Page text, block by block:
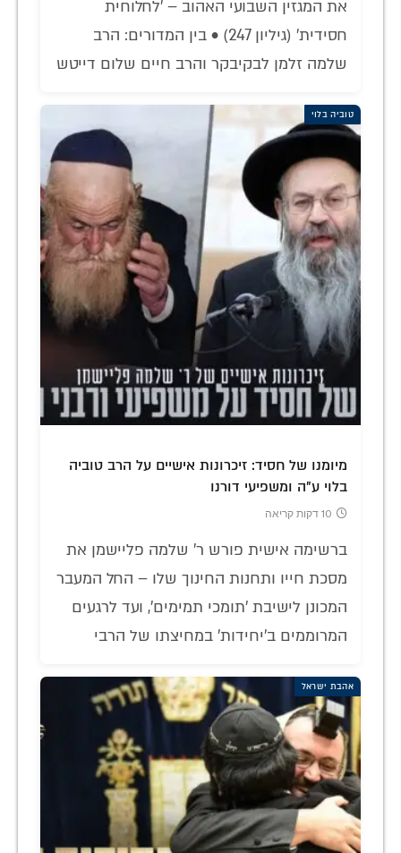
את המגזין השבועי האהוב – 'לחלוחית
חסידית' (גיליון 247) • בין המדורים: הרב
שלמה זלמן לבקיבקר והרב חיים שלום דייטש
טוביה בלוי
מיומנו של חסיד: זיכרונות אישיים על הרב טוביה
בלוי ע"ה ומשפיעי דורנו
10 דקות קריאה
ברשימה אישית פורש ר' שלמה פליישמן את
מסכת חייו ותחנות החינוך שלו – החל המעבר
המכונן לישיבת 'תומכי תמימים', ועד לרגעים
המרוממים ב'יחידות' במחיצתו של הרבי
אהבת ישראל